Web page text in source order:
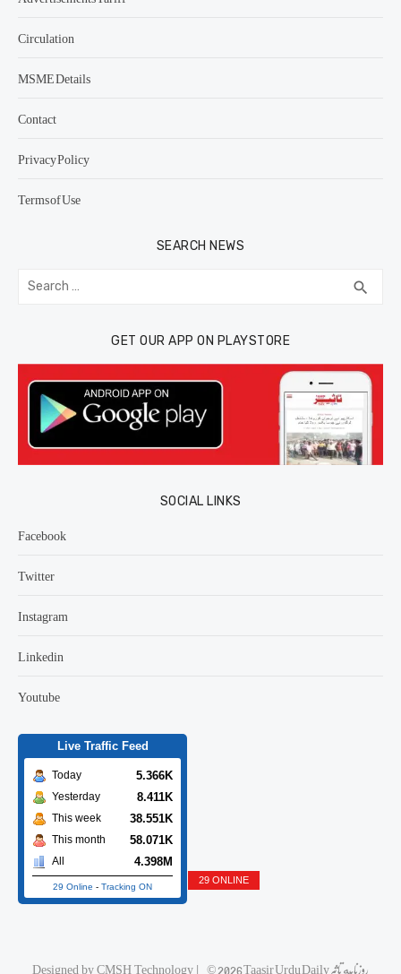
Circulation
MSME Details
Contact
Privacy Policy
Terms of Use
SEARCH NEWS
Search
for: search
GET OUR APP ON PLAYSTORE
SOCIAL LINKS
Facebook
Twitter
Instagram
Linkedin
Youtube
Live Traffic Feed
Today 5.366K
Yesterday 8.411K
This week 38.551K
This month 58.071K
All 4.398M
29 Online - Tracking ON
29 ONLINE